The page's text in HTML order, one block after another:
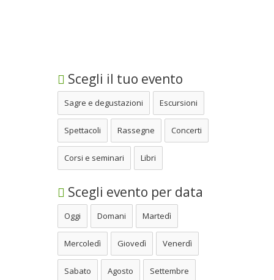
Scegli il tuo evento
Sagre e degustazioni Escursioni
Spettacoli Rassegne Concerti
Corsi e seminari Libri
Scegli evento per data
Oggi Domani Martedì
Mercoledì Giovedì Venerdì
Sabato Agosto Settembre